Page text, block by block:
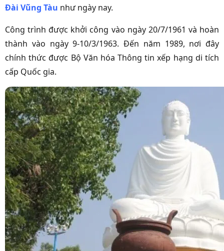
Đài Vũng Tàu như ngày nay.
Công trình được khởi công vào ngày 20/7/1961 và hoàn
thành vào ngày 9-10/3/1963. Đến năm 1989, nơi đây
chính thức được Bộ Văn hóa Thông tin xếp hạng di tích
cấp Quốc gia.